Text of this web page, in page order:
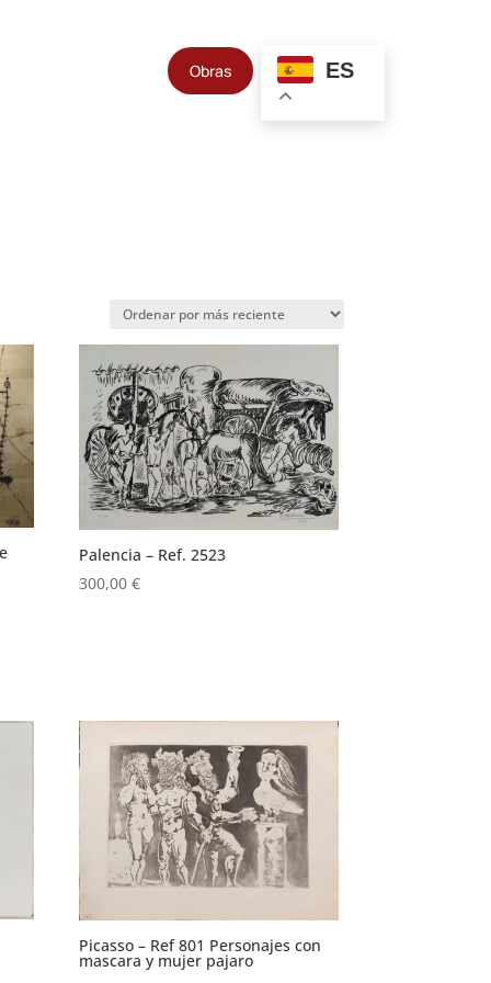
Obras ES
Palencia – Ref. 2523
300,00€
Picasso – Ref 801 Personajes con
mascara y mujer pajaro